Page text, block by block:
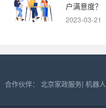
户满意度？
2023-03-21
合作伙伴： 北京家政服务| 机器